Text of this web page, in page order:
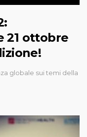
21 ottobre
globale sui temi della